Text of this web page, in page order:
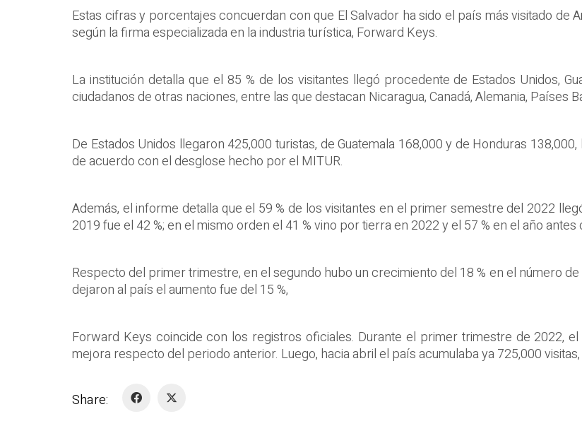
Estas cifras y porcentajes concuerdan con que El Salvador ha sido el país más visitado de
según la firma especializada en la industria turística, Forward Keys.
La institución detalla que el 85 % de los visitantes llegó procedente de Estados Unidos,
ciudadanos de otras naciones, entre las que destacan Nicaragua, Canadá, Alemania, Países
De Estados Unidos llegaron 425,000 turistas, de Guatemala 168,000 y de Honduras
de acuerdo con el desglose hecho por el MITUR.
Además, el informe detalla que el 59 % de los visitantes en el primer semestre del 2022
2019 fue el 42 %; en el mismo orden el 41 % vino por tierra en 2022 y el 57 % en el año antes
Respecto del primer trimestre, en el segundo hubo un crecimiento del 18 % en el número
dejaron al país el aumento fue del 15 %,
Forward Keys coincide con los registros oficiales. Durante el primer trimestre de 2022,
mejora respecto del periodo anterior. Luego, hacia abril el país acumulaba ya 725,000
Share: